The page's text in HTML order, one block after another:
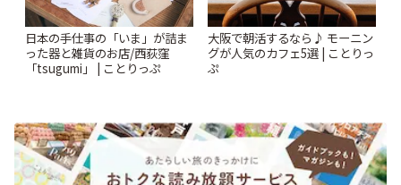
日本の手仕事の「いま」が詰ま
った器と雑貨のお店/西荻窪
「tsugumi」 | ことりっぷ
大阪で朝活するなら♪ モーニン
グが人気のカフェ5選 | ことりっ
ぷ